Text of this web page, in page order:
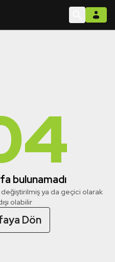
bulunamadı
değiştirilmiş ya da geçici olarak
olabilir
Dön